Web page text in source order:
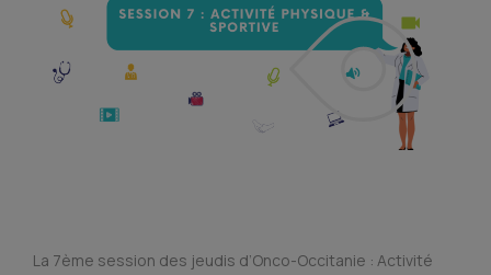
La 7ème session des jeudis d’Onco-Occitanie : Activité